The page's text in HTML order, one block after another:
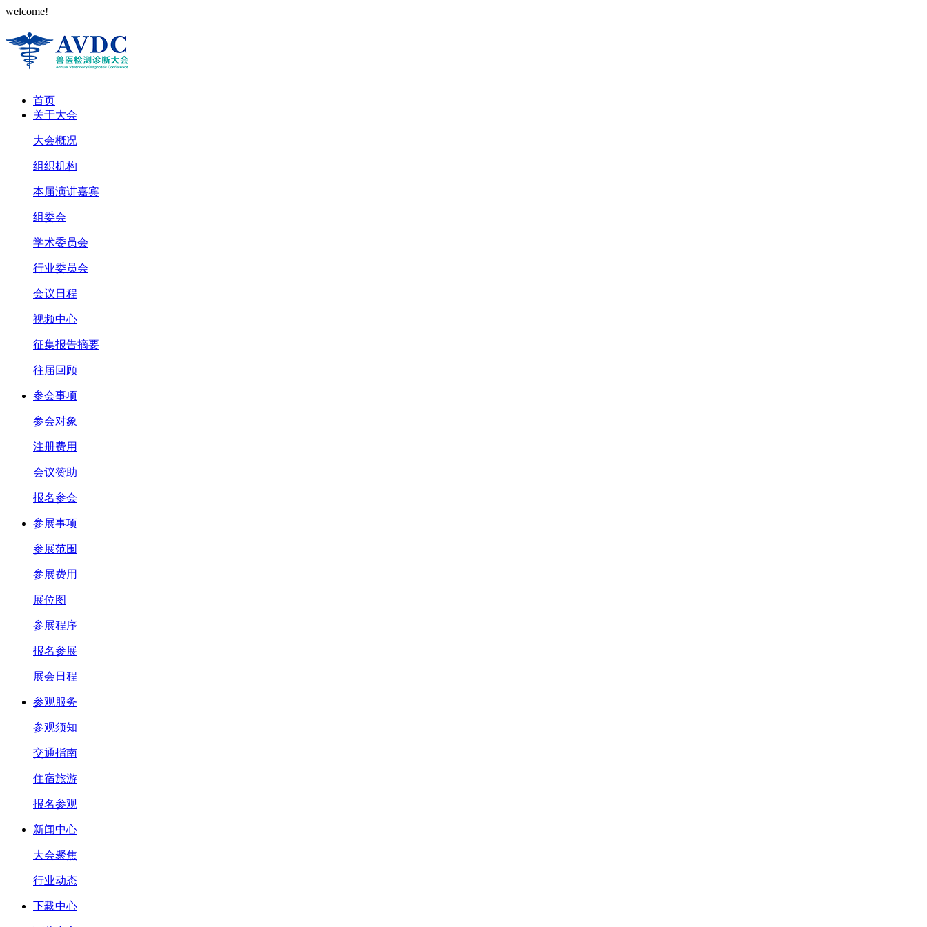
welcome!
首页
关于大会
大会概况
组织机构
本届演讲嘉宾
组委会
学术委员会
行业委员会
会议日程
视频中心
征集报告摘要
往届回顾
参会事项
参会对象
注册费用
会议赞助
报名参会
参展事项
参展范围
参展费用
展位图
参展程序
报名参展
展会日程
参观服务
参观须知
交通指南
住宿旅游
报名参观
新闻中心
大会聚焦
行业动态
下载中心